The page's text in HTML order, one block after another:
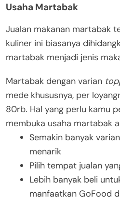
Usaha Martabak
Jualan makanan martabak
kuliner ini biasanya
martabak menjadi jenis
Martabak dengan varian
mede khususnya, per
80rb. Hal yang perlu kamu
membuka usaha martabak
Semakin banyak
menarik
Pilih tempat jualan
Lebih banyak beli
manfaatkan GoFood